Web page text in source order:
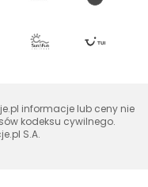
informacje lub ceny nie
kodeksu cywilnego.
S.A.